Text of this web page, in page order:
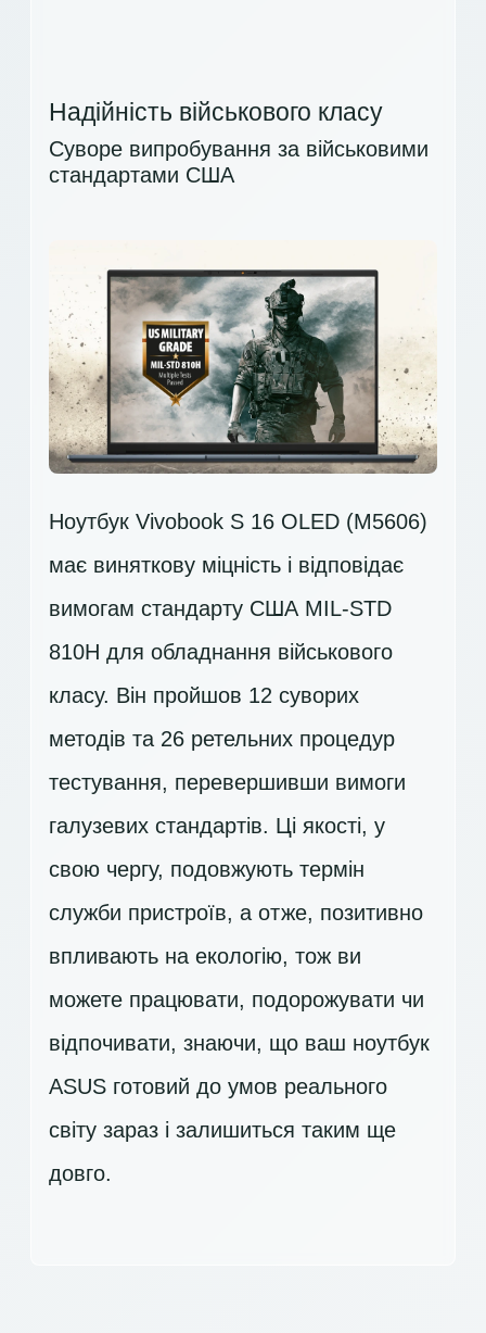
Надійність військового класу
Суворе випробування за військовими
стандартами США
Ноутбук Vivobook S 16 OLED (M5606)
має виняткову міцність і відповідає
вимогам стандарту США MIL-STD
810H для обладнання військового
класу. Він пройшов 12 суворих
методів та 26 ретельних процедур
тестування, перевершивши вимоги
галузевих стандартів. Ці якості, у
свою чергу, подовжують термін
служби пристроїв, а отже, позитивно
впливають на екологію, тож ви
можете працювати, подорожувати чи
відпочивати, знаючи, що ваш ноутбук
ASUS готовий до умов реального
світу зараз і залишиться таким ще
довго.